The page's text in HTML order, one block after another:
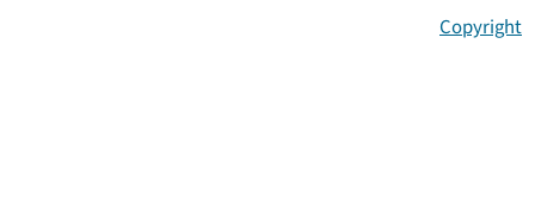
Copyright